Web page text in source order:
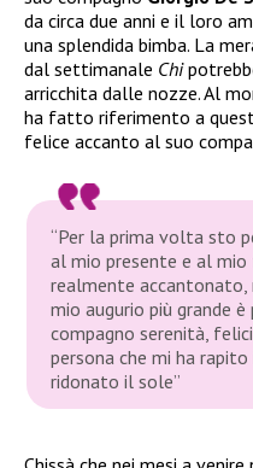
da circa due anni e il loro
una splendida bimba. La
dal settimanale Chi
arricchita dalle nozze. Al
ha fatto riferimento a
felice accanto al suo
“Per la prima volta sto
al mio presente e al
realmente accantonato,
mio augurio più grande
compagno serenità,
persona che mi ha
ridonato il sole”